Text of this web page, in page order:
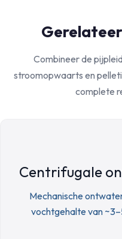
Combineer de
stroomopwaarts en
complete
Centrifugale
Mechanische
vochtgehalte van